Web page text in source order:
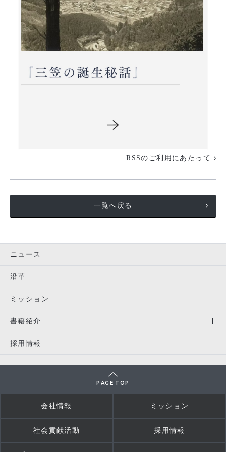
RSSのご利用にあたって
一覧へ戻る
ニュース
沿革
ミッション
書籍紹介
採用情報
PAGE TOP
会社情報 ミッション
社会貢献活動 採用情報